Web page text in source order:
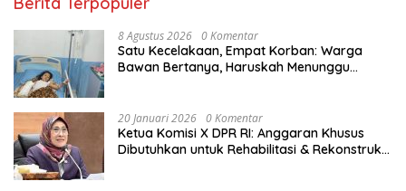
8 Agustus 2026 0 Komentar
Satu Kecelakaan, Empat Korban: Warga
Bawan Bertanya, Haruskah Menunggu
20 Januari 2026 0 Komentar
Ketua Komisi X DPR RI: Anggaran Khusus
Dibutuhkan untuk Rehabilitasi & Rekonstruksi